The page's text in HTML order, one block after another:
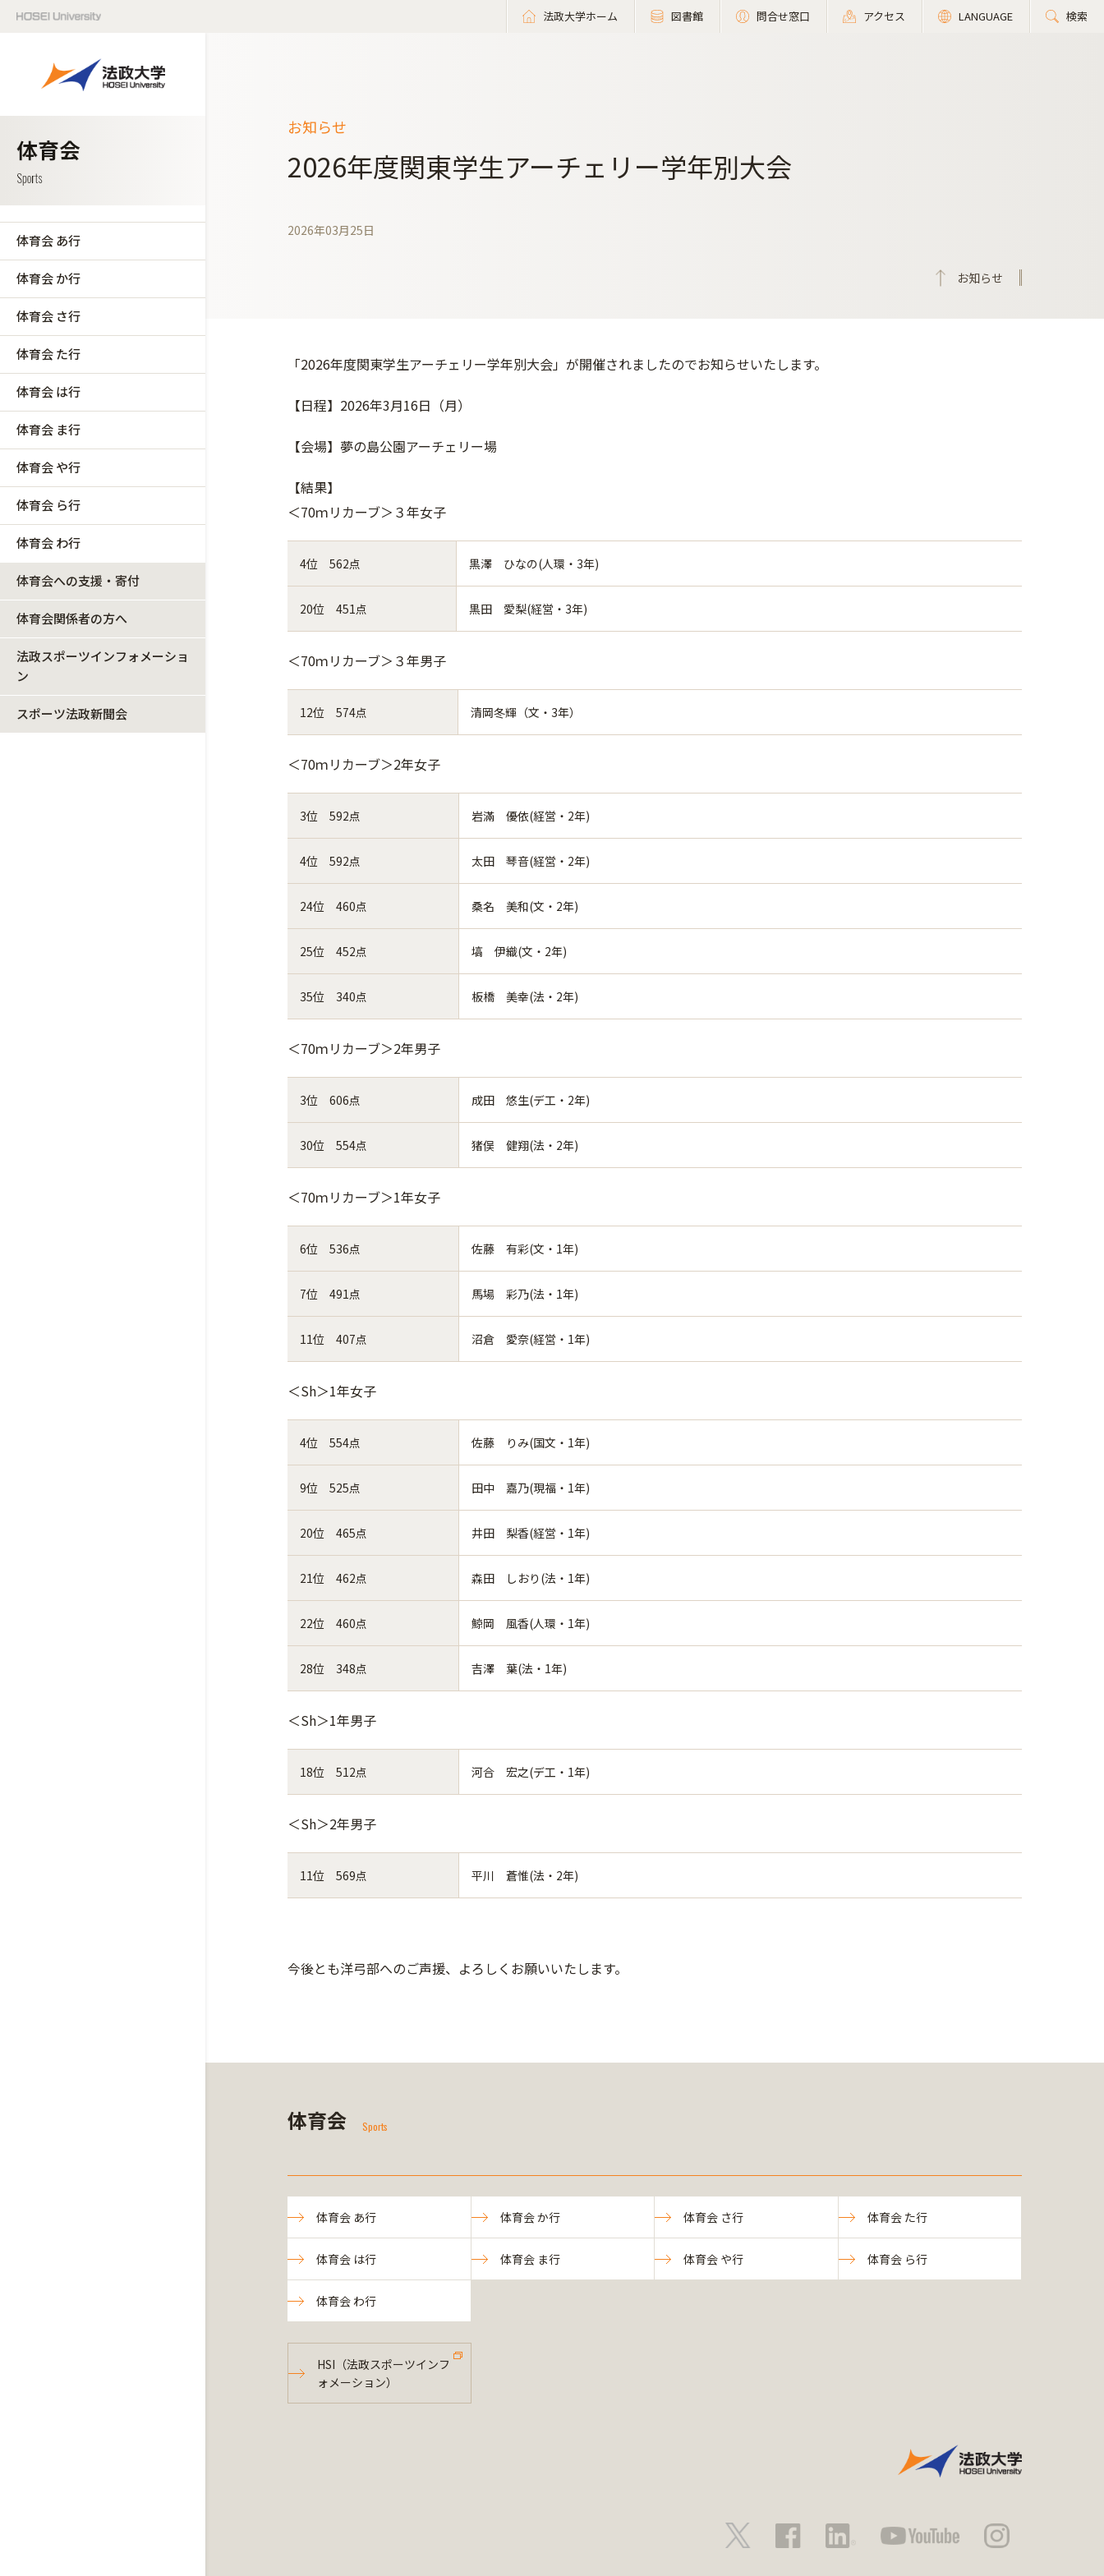
法政大学ホーム 図書館 問合せ窓口 アクセス LANGUAGE 検索
体育会 あ行
体育会 か行
体育会 さ行
体育会 た行
体育会 は行
体育会 ま行
体育会 や行
体育会 ら行
体育会 わ行
体育会への支援・寄付
体育会関係者の方へ
法政スポーツインフォメーショ
ン
スポーツ法政新聞会
お知らせ
2026年度関東学生アーチェリー学年別大会
2026年03月25日
お知らせ
「2026年度関東学生アーチェリー学年別大会」が開催されましたのでお知らせいたします。
【日程】2026年3月16日（月）
【会場】夢の島公園アーチェリー場
【結果】
＜70ｍリカーブ＞３年女子
4位 562点 黒澤 ひなの(人環・3年)
20位 451点 黒田 愛梨(経営・3年)
＜70ｍリカーブ＞３年男子
12位 574点 清岡冬輝（文・3年）
＜70ｍリカーブ＞2年女子
3位 592点 岩滿 優依(経営・2年)
4位 592点 太田 琴音(経営・2年)
24位 460点 桑名 美和(文・2年)
25位 452点 塙 伊織(文・2年)
35位 340点 板橋 美幸(法・2年)
＜70ｍリカーブ＞2年男子
3位 606点 成田 悠生(デ工・2年)
30位 554点 猪俣 健翔(法・2年)
＜70ｍリカーブ＞1年女子
6位 536点 佐藤 有彩(文・1年)
7位 491点 馬場 彩乃(法・1年)
11位 407点 沼倉 愛奈(経営・1年)
＜Sh＞1年女子
4位 554点 佐藤 りみ(国文・1年)
9位 525点 田中 嘉乃(現福・1年)
20位 465点 井田 梨香(経営・1年)
21位 462点 森田 しおり(法・1年)
22位 460点 鯨岡 風香(人環・1年)
28位 348点 吉澤 葉(法・1年)
＜Sh＞1年男子
18位 512点 河合 宏之(デ工・1年)
＜Sh＞2年男子
11位 569点 平川 蒼惟(法・2年)
今後とも洋弓部へのご声援、よろしくお願いいたします。
体育会 Sports
体育会 あ行 体育会 か行 体育会 さ行 体育会 た行
体育会 は行 体育会 ま行 体育会 や行 体育会 ら行
体育会 わ行
HSI（法政スポーツインフ
ォメーション）